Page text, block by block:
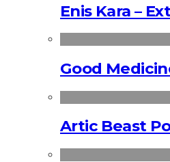
Enis Kara –
Good
Artic Beast